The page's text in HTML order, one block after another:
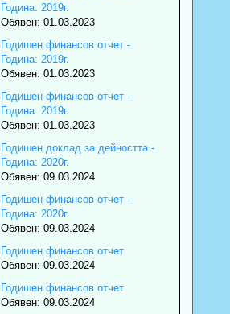
Година: 2019г.
Обявен: 01.03.2023
Годишен финансов отчет -
Година: 2019г.
Обявен: 01.03.2023
Годишен финансов отчет -
Година: 2019г.
Обявен: 01.03.2023
Годишен доклад за дейността -
Година: 2020г.
Обявен: 09.03.2024
Годишен финансов отчет -
Година: 2020г.
Обявен: 09.03.2024
Годишен финансов отчет
Обявен: 09.03.2024
Годишен финансов отчет
Обявен: 09.03.2024